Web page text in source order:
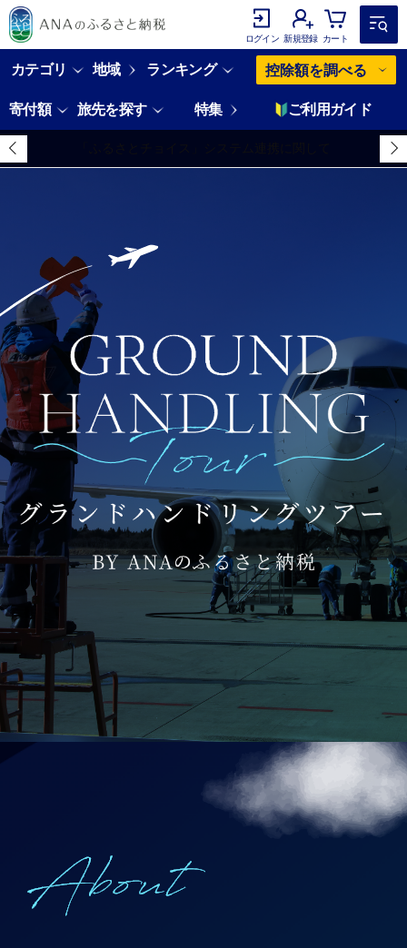
ログイン 新規登録 カート
カテゴリ 地域 ランキング 控除額を調べる
寄付額 旅先を探す 特集 ご利用ガイド